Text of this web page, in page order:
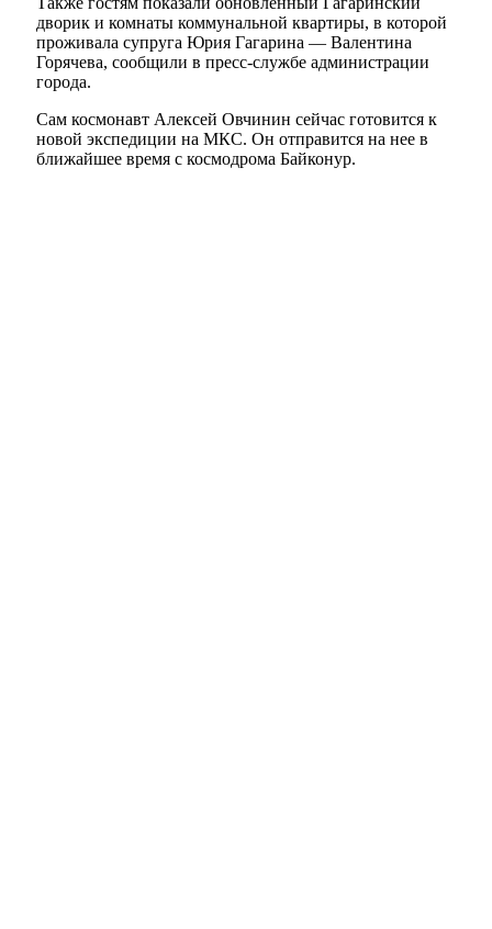
дворик и комнаты коммунальной квартиры, в которой
проживала супруга Юрия Гагарина — Валентина
Горячева, сообщили в пресс-службе администрации
города.
Сам космонавт Алексей Овчинин сейчас готовится к
новой экспедиции на МКС. Он отправится на нее в
ближайшее время с космодрома Байконур.